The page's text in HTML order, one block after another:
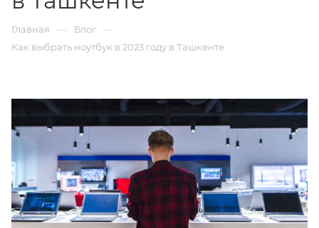
Главная — Блог —
Как выбрать ноутбук в 2023 году в Ташкенте